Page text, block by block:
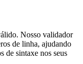
Nosso validador
de linha, ajudando
de sintaxe nos seus